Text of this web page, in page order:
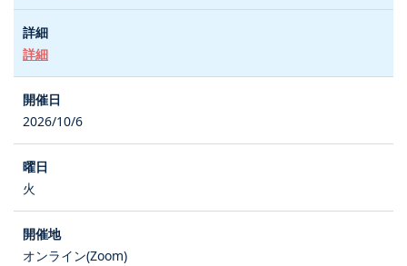
詳細
2026/10/6
火
オンライン(Zoom)